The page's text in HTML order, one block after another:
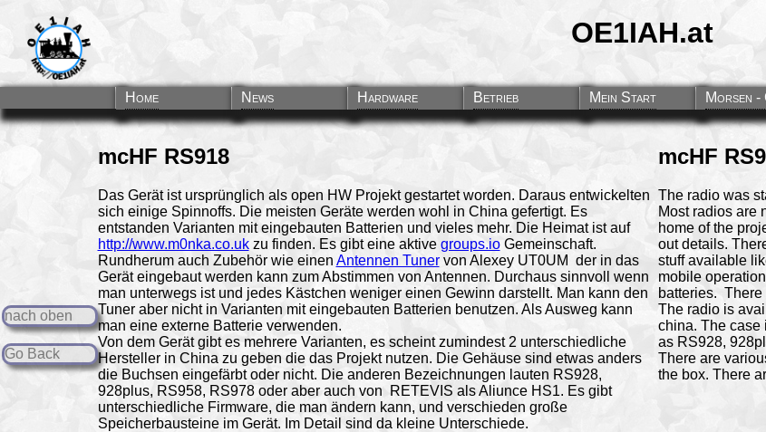
OE1IAH.at
Home News Hardware Betrieb Mein Start Morsen -
nach oben
Go Back
mcHF RS918
Das Gerät ist ursprünglich als open HW Projekt gestartet worden. Daraus entwickelten
sich einige Spinnoffs. Die meisten Geräte werden wohl in China gefertigt. Es
entstanden Varianten mit eingebauten Batterien und vieles mehr. Die Heimat ist auf
http://www.m0nka.co.ukzu finden. Es gibt eine aktive groups.ioGemeinschaft.
Rundherum auch Zubehör wie einen Antennen Tunervon Alexey UT0UM der in das
Gerät eingebaut werden kann zum Abstimmen von Antennen. Durchaus sinnvoll wenn
man unterwegs ist und jedes Kästchen weniger einen Gewinn darstellt. Man kann den
Tuner aber nicht in Varianten mit eingebauten Batterien benutzen. Als Ausweg kann
man eine externe Batterie verwenden.
Von dem Gerät gibt es mehrere Varianten, es scheint zumindest 2 unterschiedliche
Hersteller in China zu geben die das Projekt nutzen. Die Gehäuse sind etwas anders
die Buchsen eingefärbt oder nicht. Die anderen Bezeichnungen lauten RS928,
928plus, RS958, RS978 oder aber auch von RETEVIS als Aliunce HS1. Es gibt
unterschiedliche Firmware, die man ändern kann, und verschieden große
Speicherbausteine im Gerät. Im Detail sind da kleine Unterschiede.
mcHF
The radio was
Most radios are
home of the
out details.
stuff available
mobile
batteries. There
The radio is
china. The case
as RS928,
There are
the box. There